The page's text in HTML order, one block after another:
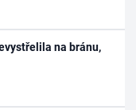
na bránu,